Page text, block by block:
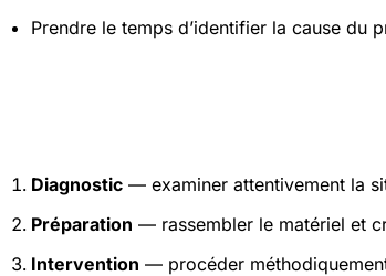
Prendre le temps d’identifier la cause du
Diagnostic — examiner attentivement la
Préparation — rassembler le matériel et
Intervention — procéder